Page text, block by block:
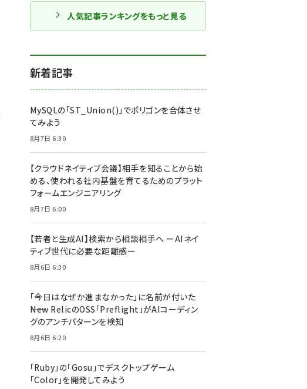
人気記事ランキングをもっと見る
新着記事
MySQLの「ST_Union()」でポリゴンを合体させ
てみよう
8月7日 6:30
【クラウドネイティブ会議】相手を知ることから始
める、使われる社内基盤を育てるためのプラット
フォームエンジニアリング
8月7日 6:00
【若者と生成AI】検索から相談相手へ ーAIネイ
ティブ世代に必要な距離感ー
8月6日 6:30
「今日はなぜか進まなかった」に名前が付いた
――New RelicのOSS「Preflight」がAIコーディン
グのアンチパターンを検知
8月6日 6:20
「Ruby」の「Gosu」でデスクトップゲーム
「Color」を開発してみよう